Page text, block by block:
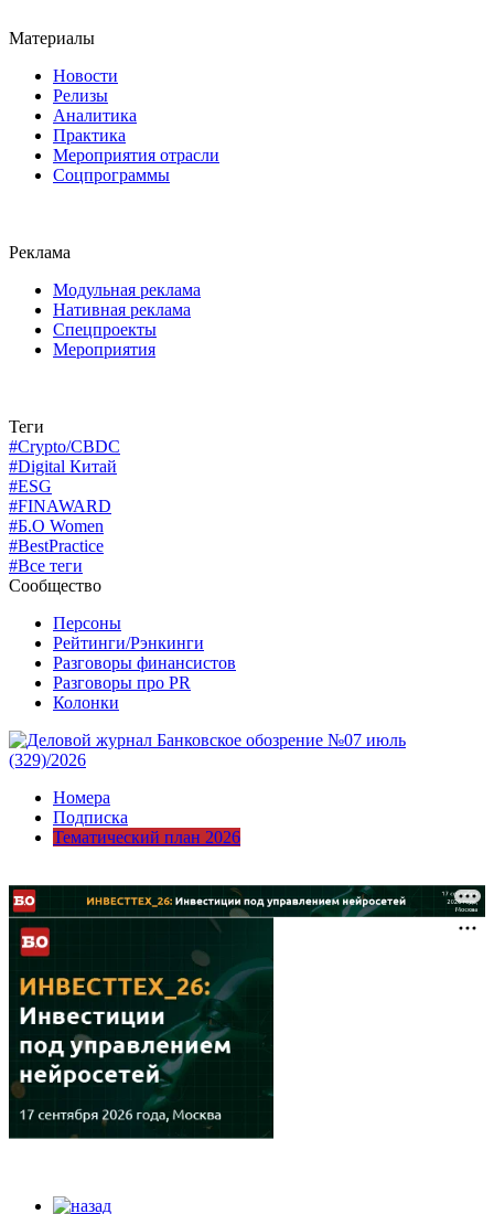
Материалы
Новости
Релизы
Аналитика
Практика
Мероприятия отрасли
Соцпрограммы
Реклама
Модульная реклама
Нативная реклама
Спецпроекты
Мероприятия
Теги
#Crypto/CBDC
#Digital Китай
#ESG
#FINAWARD
#Б.О Women
#BestPractice
#Все теги
Сообщество
Персоны
Рейтинги/Рэнкинги
Разговоры финансистов
Разговоры про PR
Колонки
Номера
Подписка
Тематический план 2026